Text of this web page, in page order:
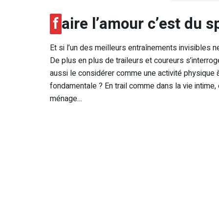
faire l’amour c’est du
Et si l’un des meilleurs entraînements invisibles
De plus en plus de traileurs et coureurs
aussi le considérer comme une activité physique
fondamentale ? En trail comme dans la vie
ménage…